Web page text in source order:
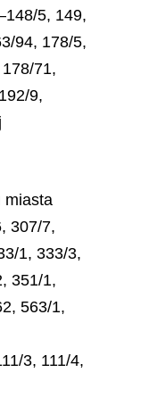
5, 149,
94, 178/5,
71,
9,
miasta
307/7,
1, 333/3,
351/1,
563/1,
3, 111/4,